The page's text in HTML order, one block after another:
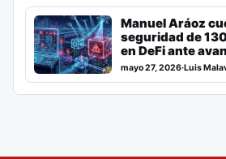
Manuel Aráoz
seguridad de
en DeFi ante
mayo 27, 2026·Luis